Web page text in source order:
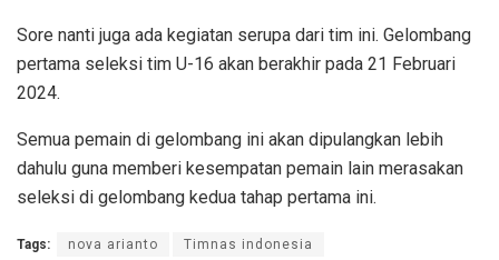
Sore nanti juga ada kegiatan serupa dari tim ini. Gelombang
pertama seleksi tim U-16 akan berakhir pada 21 Februari
2024.
Semua pemain di gelombang ini akan dipulangkan lebih
dahulu guna memberi kesempatan pemain lain merasakan
seleksi di gelombang kedua tahap pertama ini.
Tags: nova arianto Timnas indonesia